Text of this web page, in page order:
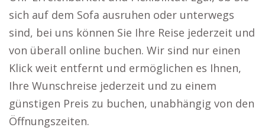
sich auf dem Sofa ausruhen oder unterwegs
sind, bei uns können Sie Ihre Reise jederzeit und
von überall online buchen. Wir sind nur einen
Klick weit entfernt und ermöglichen es Ihnen,
Ihre Wunschreise jederzeit und zu einem
günstigen Preis zu buchen, unabhängig von den
Öffnungszeiten.